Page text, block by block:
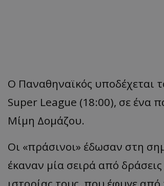
Ο Παναθηναϊκός υποδέχεται
Super League (18:00), σε ένα
Μίμη Δομάζου.
Οι «πράσινοι» έδωσαν στη
έκαναν μία σειρά από